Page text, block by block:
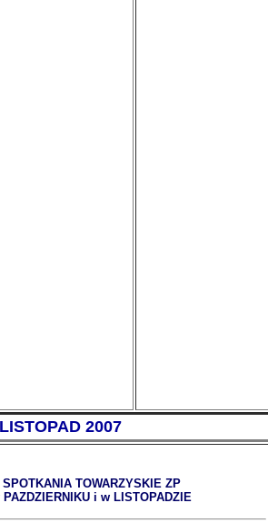
2007
SPOTKANIA TOWARZYSKIE ZP
PAZDZIERNIKU i w LISTOPADZIE